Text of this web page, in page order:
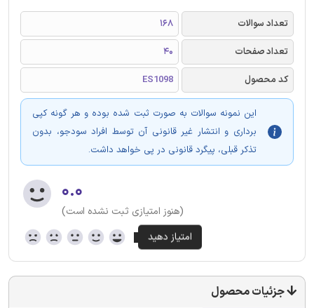
تعداد سوالات
168
تعداد صفحات
40
کد محصول
ES1098
این نمونه سوالات به صورت ثبت شده بوده و هر گونه کپی
برداری و انتشار غیر قانونی آن توسط افراد سودجو، بدون
تذکر قبلی، پیگرد قانونی در پی خواهد داشت.
۰.۰
(هنوز امتیازی ثبت نشده است)
جزئیات محصول